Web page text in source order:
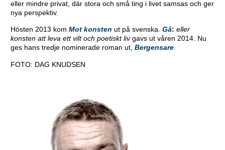
eller mindre privat, där stora och små ting i livet samsas och ger
nya perspektiv.
Hösten 2013 kom Mot konsten ut på svenska. Gå: eller
konsten att leva ett vilt och poetiskt livgavs ut våren 2014. Nu
ges hans tredje nominerade roman ut, Bergensare
FOTO: DAG KNUDSEN